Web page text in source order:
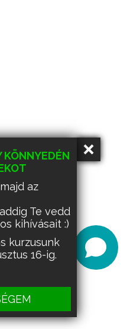
KÖNNYEDÉN
az
Te vedd
kihívásait :)
kurzusunk
16-ig.